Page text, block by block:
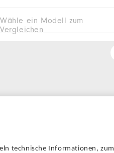
technische Informationen, zum
Wähle ein Modell zum
Vergleichen